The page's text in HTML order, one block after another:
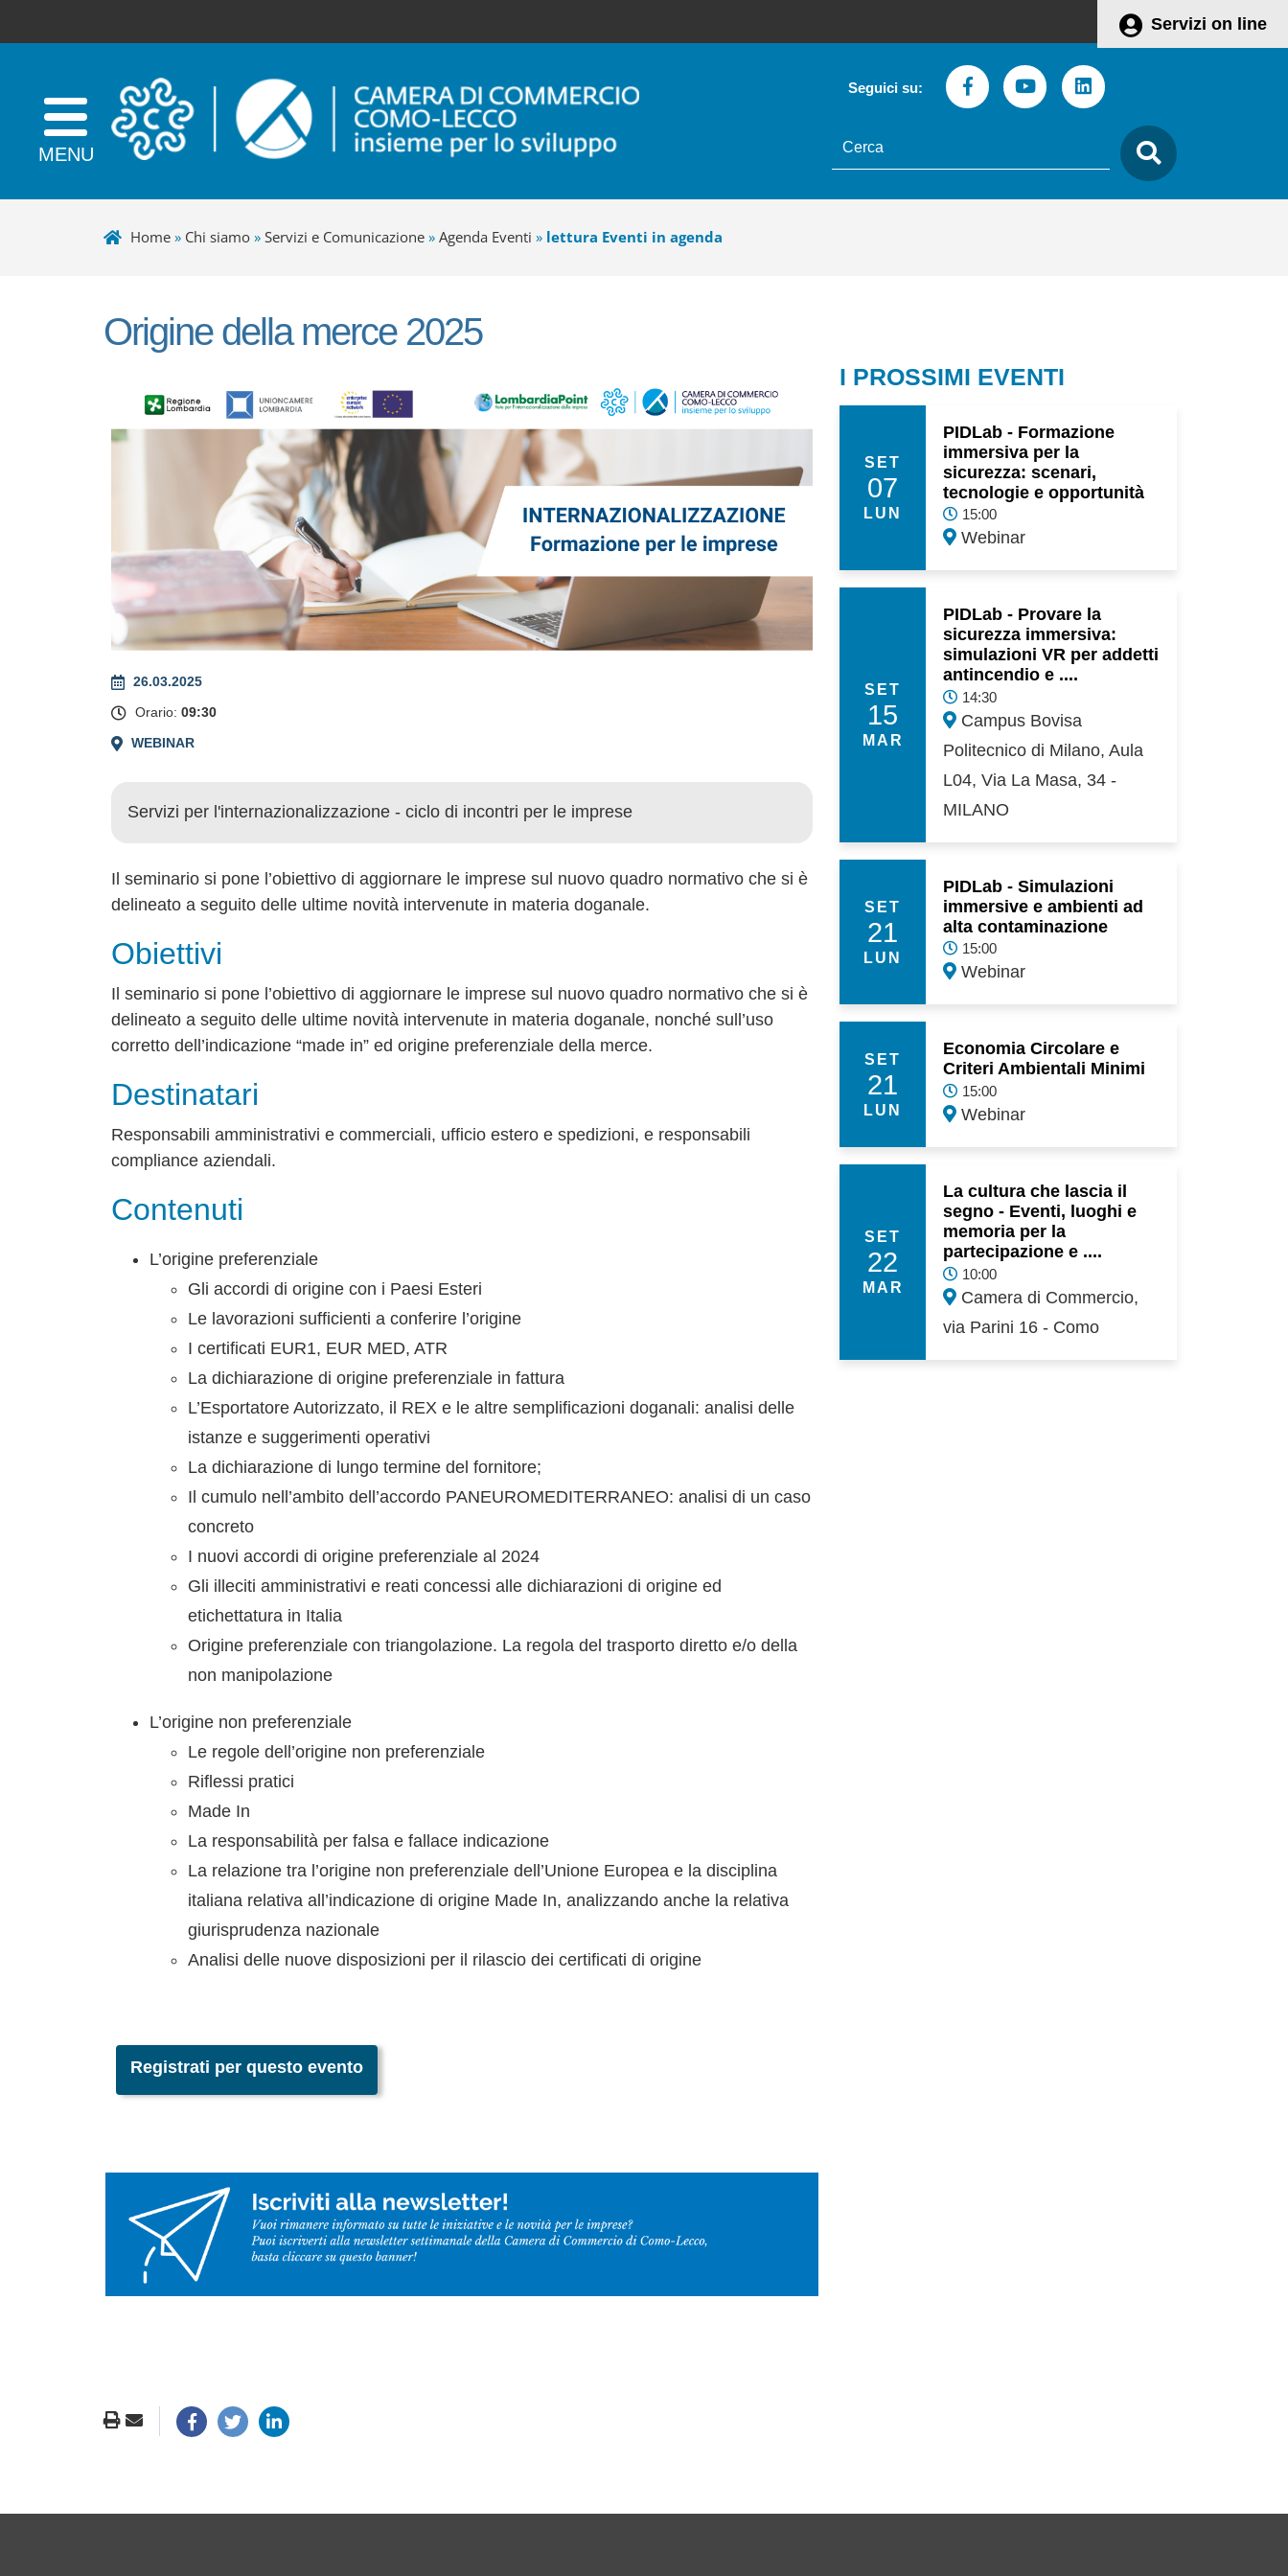
Servizi on line
Seguici su: FacebookYoutubeLinkedin
testo
da
cercare
Home» Chi siamo» Servizi e Comunicazione» Agenda Eventi » lettura Eventi in agenda
Origine della merce 2025
26.03.2025
Orario: 09:30
WEBINAR
Servizi per l'internazionalizzazione - ciclo di incontri per le imprese
Il seminario si pone l’obiettivo di aggiornare le imprese sul nuovo quadro normativo che si è
delineato a seguito delle ultime novità intervenute in materia doganale.
Obiettivi
Il seminario si pone l’obiettivo di aggiornare le imprese sul nuovo quadro normativo che si è
delineato a seguito delle ultime novità intervenute in materia doganale, nonché sull’uso
corretto dell’indicazione “made in” ed origine preferenziale della merce.
Destinatari
Responsabili amministrativi e commerciali, ufficio estero e spedizioni, e responsabili
compliance aziendali.
Contenuti
L’origine preferenziale
Gli accordi di origine con i Paesi Esteri
Le lavorazioni sufficienti a conferire l’origine
I certificati EUR1, EUR MED, ATR
La dichiarazione di origine preferenziale in fattura
L’Esportatore Autorizzato, il REX e le altre semplificazioni doganali: analisi delle
istanze e suggerimenti operativi
La dichiarazione di lungo termine del fornitore;
Il cumulo nell’ambito dell’accordo PANEUROMEDITERRANEO: analisi di un caso
concreto
I nuovi accordi di origine preferenziale al 2024
Gli illeciti amministrativi e reati concessi alle dichiarazioni di origine ed
etichettatura in Italia
Origine preferenziale con triangolazione. La regola del trasporto diretto e/o della
non manipolazione
L’origine non preferenziale
Le regole dell’origine non preferenziale
Riflessi pratici
Made In
La responsabilità per falsa e fallace indicazione
La relazione tra l’origine non preferenziale dell’Unione Europea e la disciplina
italiana relativa all’indicazione di origine Made In, analizzando anche la relativa
giurisprudenza nazionale
Analisi delle nuove disposizioni per il rilascio dei certificati di origine
Registrati per questo evento
I PROSSIMI EVENTI
SET
07
LUN
PIDLab - Formazione
immersiva per la
sicurezza: scenari,
tecnologie e opportunità
15:00
Webinar
SET
15
MAR
PIDLab - Provare la
sicurezza immersiva:
simulazioni VR per addetti
antincendio e ....
14:30
Campus Bovisa
Politecnico di Milano, Aula
L04, Via La Masa, 34 -
MILANO
SET
21
LUN
PIDLab - Simulazioni
immersive e ambienti ad
alta contaminazione
15:00
Webinar
SET
21
LUN
Economia Circolare e
Criteri Ambientali Minimi
15:00
Webinar
SET
22
MAR
La cultura che lascia il
segno - Eventi, luoghi e
memoria per la
partecipazione e ....
10:00
Camera di Commercio,
via Parini 16 - Como